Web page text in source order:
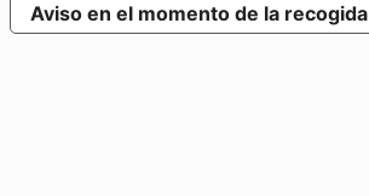
Aviso en el momento de la recogida